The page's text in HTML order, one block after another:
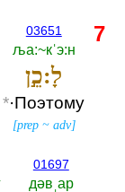
03651
ља:~кˈэ:н
לָ:כֵ֣ן
*·Поэтому
[prep~ adv]
01697
дәвˌар
7